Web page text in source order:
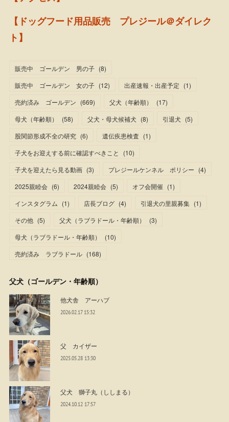
【ドッグフード用品販売 プレジール＠ダイレク
ト】
販売中 ゴールデン 男の子 (8)
販売中 ゴールデン 女の子 (12) 出産速報・出産予定 (1)
売約済み ゴールデン (669) 父犬（年齢順） (17)
母犬（年齢順）
(58) 父犬・母犬候補犬 (8) 引退犬 (5)
股関節形成不全の研究 (6) 遺伝疾患検査 (1)
子犬をお迎えする前に確認すべきこと
(10)
子犬を迎えたら見る動画 (3) プレジールケンネル ポリシー (4)
2025親睦会 (6) 2024親睦会 (5) オフ会開催 (1)
インスタグラム (1) 店長ブログ (4) 引退犬の里親募集 (1)
その他 (5) 父犬（ラブラドール・年齢順） (3)
母犬（ラブラドール・年齢順）
(10)
売約済み ラブラドール (168)
父犬（ゴールデン・年齢順）
他犬舎 アーハブ
2026.02.17 15:32
父 カイザー
2025.05.28 13:30
父犬 獅子丸（ししまる）
2024.10.12 17:57